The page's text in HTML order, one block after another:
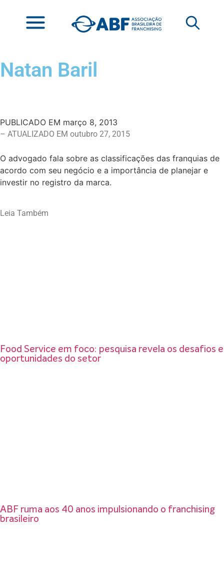
Natan Baril
PUBLICADO EM março 8, 2013
– ATUALIZADO EM outubro 27, 2015
O advogado fala sobre as classificações das franquias de
acordo com seu negócio e a importância de planejar e
investir no registro da marca.
Leia Também
Food Service em foco: pesquisa revela os desafios e
oportunidades do setor
ABF ruma aos 40 anos impulsionando o franchising
brasileiro